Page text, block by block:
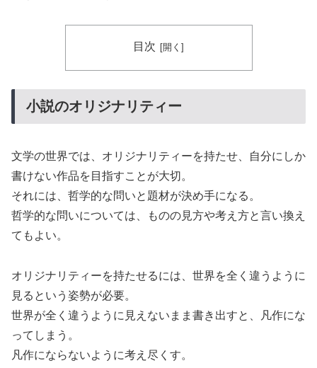
目次
小説のオリジナリティー
文学の世界では、オリジナリティーを持たせ、自分にしか
書けない作品を目指すことが大切。
それには、哲学的な問いと題材が決め手になる。
哲学的な問いについては、ものの見方や考え方と言い換え
てもよい。
オリジナリティーを持たせるには、世界を全く違うように
見るという姿勢が必要。
世界が全く違うように見えないまま書き出すと、凡作にな
ってしまう。
凡作にならないように考え尽くす。